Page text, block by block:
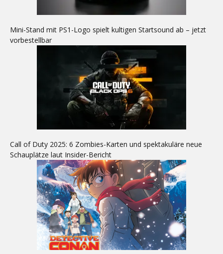
Mini-Stand mit PS1-Logo spielt kultigen Startsound ab – jetzt
vorbestellbar
Call of Duty 2025: 6 Zombies-Karten und spektakuläre neue
Schauplätze laut Insider-Bericht